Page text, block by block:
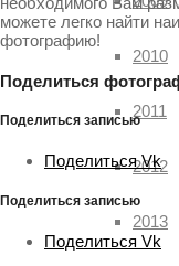
2010
2011
2012
2013
можете легко найти
фотографию!
Поделиться
Поделиться записью
Поделиться Vk
Поделиться записью
Поделиться Vk